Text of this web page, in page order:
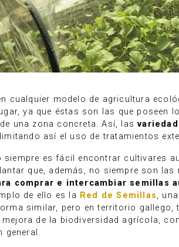
cualquier modelo de agricultura
ya que éstas son las que poseen
una zona concreta. Así, las
así el uso de tratamientos
siempre es fácil encontrar cultivares
que, además, no siempre son
comprar e intercambiar semillas
de ello es la Red de Semillas,
similar, pero en territorio gallego,
de la biodiversidad agrícola,
general.